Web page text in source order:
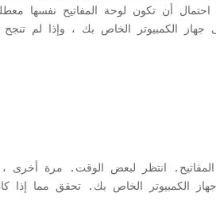
أن تكون لوحة المفاتيح نفسها
جهاز الكمبيوتر الخاص بك ، وإذا لم